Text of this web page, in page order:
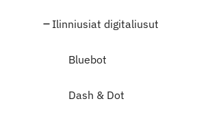
Ilinniusiat digitaliusut
Bluebot
Dash & Dot